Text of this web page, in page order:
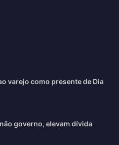
varejo como presente de Dia
governo, elevam dívida